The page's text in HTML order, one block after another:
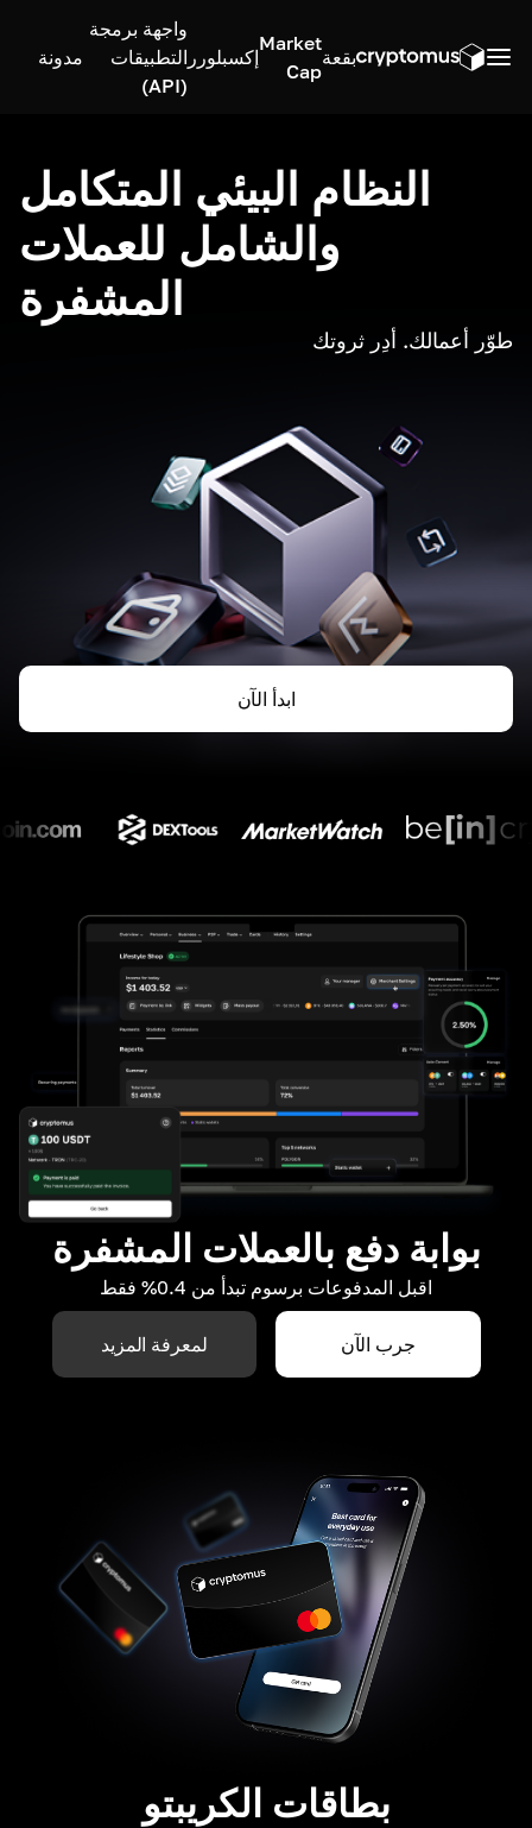
بقعة
Market
Cap
إكسبلورر
واجهة برمجة
التطبيقات
(API)
مدونة
النظام البيئي المتكامل
والشامل للعملات
المشفرة
طوّر أعمالك. أدِر ثروتك
ابدأ الآن
بوابة دفع بالعملات المشفرة
اقبل المدفوعات برسوم تبدأ من 0.4% فقط
جرب الآن لمعرفة المزيد
بطاقات الكريبتو